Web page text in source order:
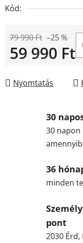
Kód:
79 990 Ft –25 %
59 990 Ft
Nyomtatás
30
30
36
minden
pont
2030